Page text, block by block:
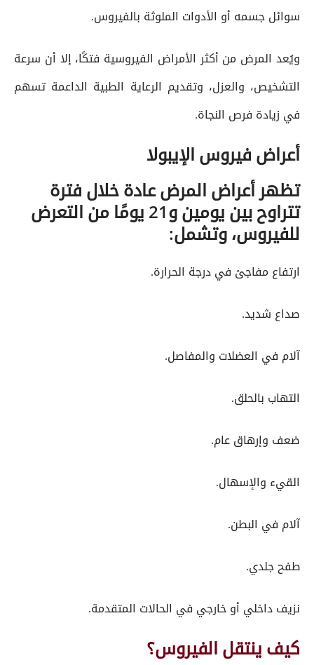
سوائل جسمه أو الأدوات الملوثة بالفيروس.
ويُعد المرض من أكثر الأمراض الفيروسية فتكًا، إلا أن سرعة
التشخيص، والعزل، وتقديم الرعاية الطبية الداعمة تسهم
في زيادة فرص النجاة.
أعراض فيروس الإيبولا
تظهر أعراض المرض عادة خلال فترة
تتراوح بين يومين و21 يومًا من التعرض
للفيروس، وتشمل:
ارتفاع مفاجئ في درجة الحرارة.
صداع شديد.
آلام في العضلات والمفاصل.
التهاب بالحلق.
ضعف وإرهاق عام.
القيء والإسهال.
آلام في البطن.
طفح جلدي.
نزيف داخلي أو خارجي في الحالات المتقدمة.
كيف ينتقل الفيروس؟